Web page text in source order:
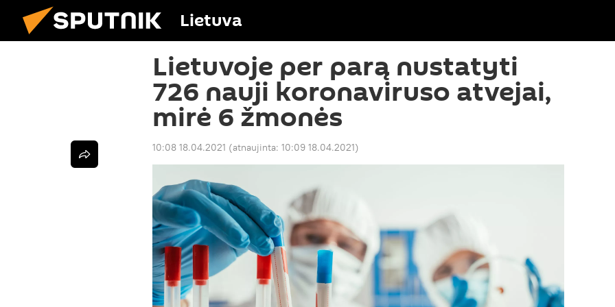
Lietuva
Lietuvoje per parą nustatyti
726 nauji koronaviruso atvejai,
mirė 6 žmonės
10:08 18.04.2021 (atnaujinta: 10:09 18.04.2021)